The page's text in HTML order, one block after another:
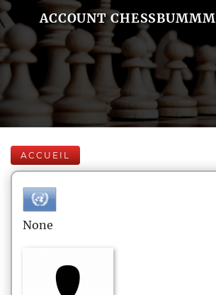
ACCOUNT CHESSBUMMM
ACCUEIL
None